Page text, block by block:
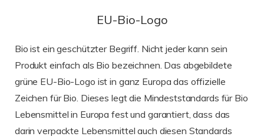
EU-Bio-Logo
Bio ist ein geschützter Begriff. Nicht jeder kann sein
Produkt einfach als Bio bezeichnen. Das abgebildete
grüne EU-Bio-Logo ist in ganz Europa das offizielle
Zeichen für Bio. Dieses legt die Mindeststandards für Bio
Lebensmittel in Europa fest und garantiert, dass das
darin verpackte Lebensmittel auch diesen Standards